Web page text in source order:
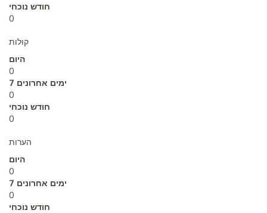
חודש נוכחי
0
קולות
היום
0
7 ימים אחרונים
0
חודש נוכחי
0
הערות
היום
0
7 ימים אחרונים
0
חודש נוכחי